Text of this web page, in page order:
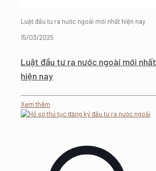
Luật đầu tư ra nước ngoài mới nhất hiện nay
15/03/2025
Luật đầu tư ra nước ngoài mới nhất
hiện nay
Xem thêm